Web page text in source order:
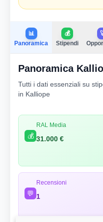
📊
Panoramica
💰
Stipendi
Panoramica
Tutti i dati essenziali su
in Kalliope
💰
RAL Media
31.000 €
💬
Recensioni
1